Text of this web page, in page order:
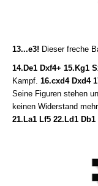
13...e3! Dieser freche
14.De1 Dxf4+ 15.Kg1
Kampf. 16.cxd4 Dxd4
Seine Figuren stehen
keinen Widerstand
21.La1 Lf5 22.Ld1 Db1